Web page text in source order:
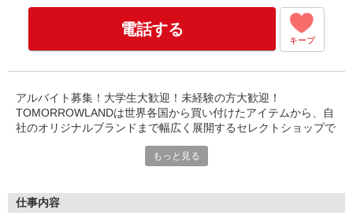
電話する
キープ
アルバイト募集！大学生大歓迎！未経験の方大歓迎！
TOMORROWLANDは世界各国から買い付けたアイテムから、自
社のオリジナルブランドまで幅広く展開するセレクトショップで
メンズ、レディース、ファッション雑貨などカジュアルからビジ
い。経験は問いません。制服制度あり！
もっと見る
仕事内容